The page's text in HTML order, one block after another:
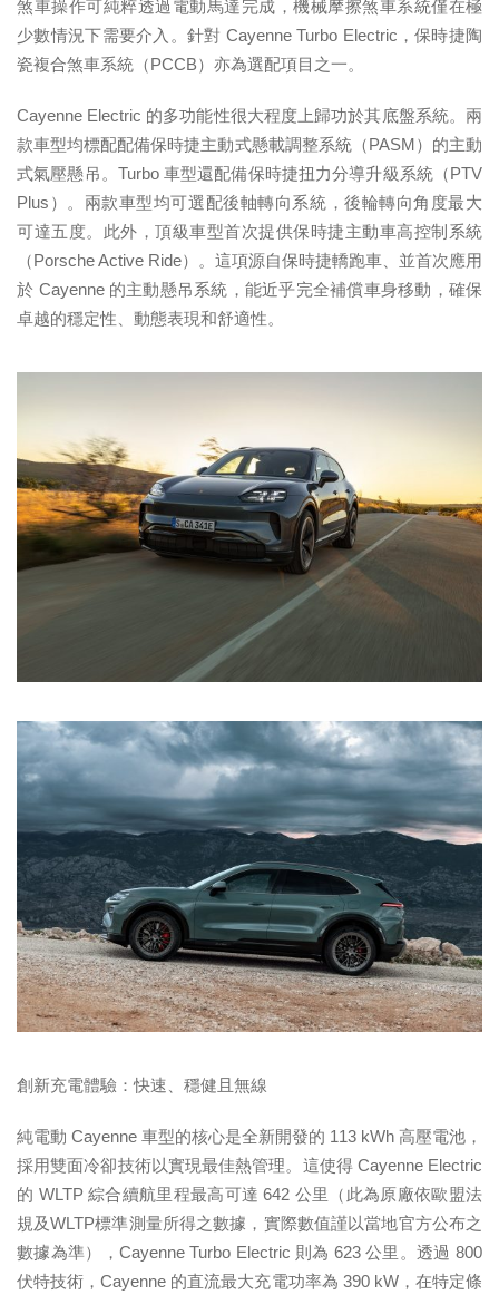
煞車操作可純粹透過電動馬達完成，機械摩擦煞車系統僅在極
少數情況下需要介入。針對 Cayenne Turbo Electric，保時捷陶
瓷複合煞車系統（PCCB）亦為選配項目之一。
Cayenne Electric 的多功能性很大程度上歸功於其底盤系統。兩
款車型均標配配備保時捷主動式懸載調整系統（PASM）的主動
式氣壓懸吊。Turbo 車型還配備保時捷扭力分導升級系統（PTV
Plus）。兩款車型均可選配後軸轉向系統，後輪轉向角度最大
可達五度。此外，頂級車型首次提供保時捷主動車高控制系統
（Porsche Active Ride）。這項源自保時捷轎跑車、並首次應用
於 Cayenne 的主動懸吊系統，能近乎完全補償車身移動，確保
卓越的穩定性、動態表現和舒適性。
創新充電體驗：快速、穩健且無線
純電動 Cayenne 車型的核心是全新開發的 113 kWh 高壓電池，
採用雙面冷卻技術以實現最佳熱管理。這使得 Cayenne Electric
的 WLTP 綜合續航里程最高可達 642 公里（此為原廠依歐盟法
規及WLTP標準測量所得之數據，實際數值謹以當地官方公布之
數據為準），Cayenne Turbo Electric 則為 623 公里。透過 800
伏特技術，Cayenne 的直流最大充電功率為 390 kW，在特定條